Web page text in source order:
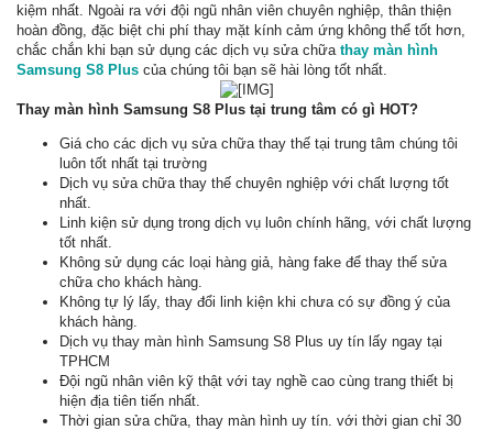
kiệm nhất. Ngoài ra với đội ngũ nhân viên chuyên nghiệp, thân thiện
hoàn đồng, đặc biệt chi phí thay mặt kính cảm ứng không thể tốt hơn,
chắc chắn khi bạn sử dụng các dịch vụ sửa chữa thay màn hình
Samsung S8 Plus của chúng tôi bạn sẽ hài lòng tốt nhất.
Thay màn hình Samsung S8 Plus tại trung tâm có gì HOT?
Giá cho các dịch vụ sửa chữa thay thế tại trung tâm chúng tôi
luôn tốt nhất tại trường
Dịch vụ sửa chữa thay thế chuyên nghiệp với chất lượng tốt
nhất.
Linh kiện sử dụng trong dịch vụ luôn chính hãng, với chất lượng
tốt nhất.
Không sử dụng các loại hàng giả, hàng fake để thay thế sửa
chữa cho khách hàng.
Không tự lý lấy, thay đổi linh kiện khi chưa có sự đồng ý của
khách hàng.
Dịch vụ thay màn hình Samsung S8 Plus uy tín lấy ngay tại
TPHCM
Đội ngũ nhân viên kỹ thật với tay nghề cao cùng trang thiết bị
hiện địa tiên tiến nhất.
Thời gian sửa chữa, thay màn hình uy tín. với thời gian chỉ 30